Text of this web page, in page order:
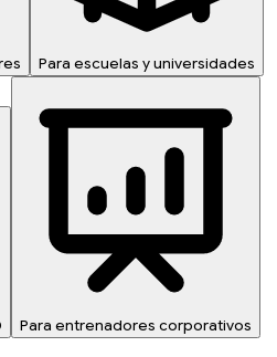
Para escuelas y universidades
Para entrenadores corporativos